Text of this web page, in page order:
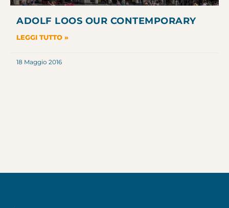
ADOLF LOOS OUR CONTEMPORARY
LEGGI TUTTO »
18 Maggio 2016